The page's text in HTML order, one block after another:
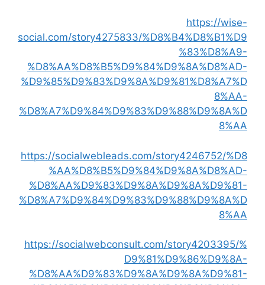
https://wise-
social.com/story4275833/%D8%B4%D8%B1%D9
%83%D8%A9-
%D8%AA%D8%B5%D9%84%D9%8A%D8%AD-
%D9%85%D9%83%D9%8A%D9%81%D8%A7%D
8%AA-
%D8%A7%D9%84%D9%83%D9%88%D9%8A%D
8%AA
https://socialwebleads.com/story4246752/%D8
%AA%D8%B5%D9%84%D9%8A%D8%AD-
%D8%AA%D9%83%D9%8A%D9%8A%D9%81-
%D8%A7%D9%84%D9%83%D9%88%D9%8A%D
8%AA
https://socialwebconsult.com/story4203395/%
D9%81%D9%86%D9%8A-
%D8%AA%D9%83%D9%8A%D9%8A%D9%81-